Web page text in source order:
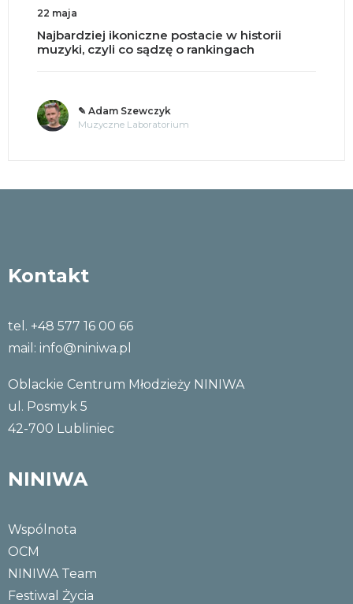
22 maja
Najbardziej ikoniczne postacie w historii
muzyki, czyli co sądzę o rankingach
✎ Adam Szewczyk
Muzyczne Laboratorium
Kontakt
tel. +48 577 16 00 66
mail: info@niniwa.pl
Oblackie Centrum Młodzieży NINIWA
ul. Posmyk 5
42-700 Lubliniec
NINIWA
Wspólnota
OCM
NINIWA Team
Festiwal Życia